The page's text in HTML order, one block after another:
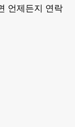
언제든지 연락